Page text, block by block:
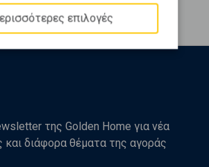
ΚΑΣΣΑΝΔΡΑ
επιλογές
της Golden Home για νέα
και διάφορα θέματα της αγοράς